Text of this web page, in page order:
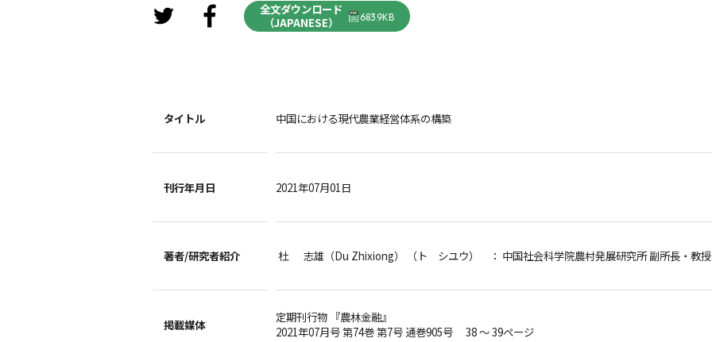
全文ダウンロード
（JAPANESE）
683.9KB
タイトル 中国における現代農業経営体系の構築
刊行年月日 2021年07月01日
著者/研究者紹介 杜 志雄（Du Zhixiong） （ト シユウ） ： 中国社会科学院農村発展研究所 副所長・教授
掲載媒体
定期刊行物 『農林金融』
2021年07月号 第74巻 第7号 通巻905号 38 ～ 39ページ